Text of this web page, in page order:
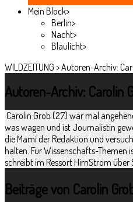
Mein Block>
Berlin>
Nacht>
Blaulicht>
WILDZEITUNG >Autoren-Archiv:
Autoren-Archiv: Carolin
Carolin Grob (27) war mal
was wagen und ist Journalistin
die Mami der Redaktion und
halten. Für Wissenschafts-Themen
schreibt im Ressort HirnStrom über
Beiträge von Carolin